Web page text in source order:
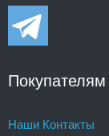
Покупателям
Наши Контакты